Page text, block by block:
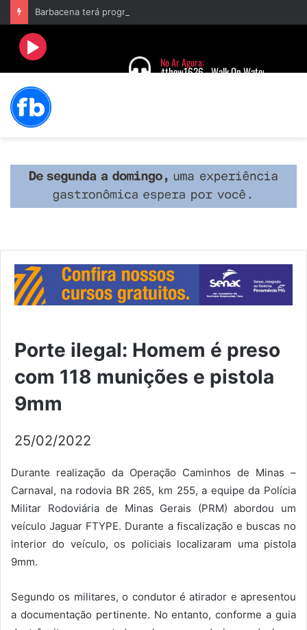
Porte ilegal: Homem é preso
com 118 munições e pistola
9mm
25/02/2022
Durante realização da Operação Caminhos de Minas –
Carnaval, na rodovia BR 265, km 255, a equipe da Polícia
Militar Rodoviária de Minas Gerais (PRM) abordou um
veículo Jaguar FTYPE. Durante a fiscalização e buscas no
interior do veículo, os policiais localizaram uma pistola
9mm.
Segundo os militares, o condutor é atirador e apresentou
a documentação pertinente. No entanto, conforme a guia